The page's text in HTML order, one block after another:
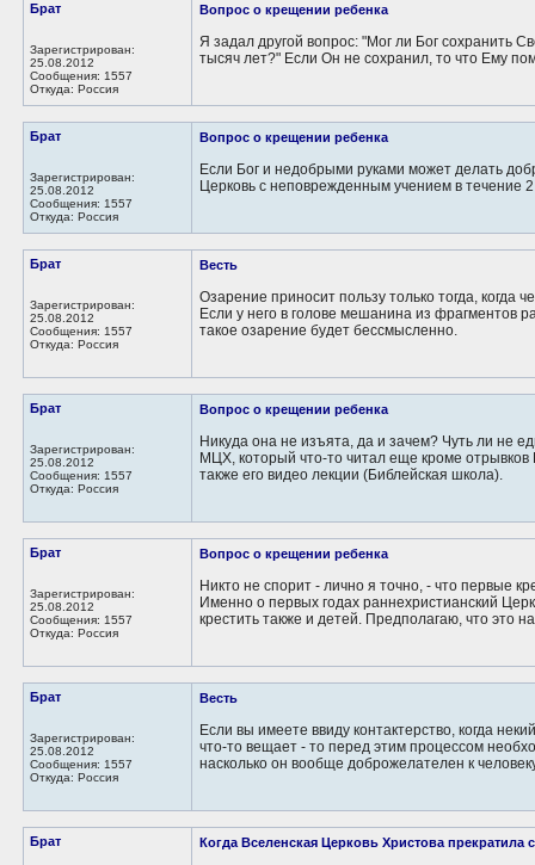
Брат
Зарегистрирован:
25.08.2012
Сообщения: 1557
Откуда: Россия
Вопрос о крещении ребенка
Я задал другой вопрос: "Мог ли Бог сохранить
тысяч лет?" Если Он не сохранил, то что Ему
Брат
Зарегистрирован:
25.08.2012
Сообщения: 1557
Откуда: Россия
Вопрос о крещении ребенка
Если Бог и недобрыми руками может делать
Церковь с неповрежденным учением в течение
Брат
Зарегистрирован:
25.08.2012
Сообщения: 1557
Откуда: Россия
Весть
Озарение приносит пользу только тогда, когда
Если у него в голове мешанина из фрагментов
такое озарение будет бессмысленно.
Брат
Зарегистрирован:
25.08.2012
Сообщения: 1557
Откуда: Россия
Вопрос о крещении ребенка
Никуда она не изъята, да и зачем? Чуть ли не
МЦХ, который что-то читал еще кроме
также его видео лекции (Библейская школа).
Брат
Зарегистрирован:
25.08.2012
Сообщения: 1557
Откуда: Россия
Вопрос о крещении ребенка
Никто не спорит - лично я точно, - что первые
Именно о первых годах раннехристианский
крестить также и детей. Предполагаю, что это
Брат
Зарегистрирован:
25.08.2012
Сообщения: 1557
Откуда: Россия
Весть
Если вы имеете ввиду контактерство, когда
что-то вещает - то перед этим процессом
насколько он вообще доброжелателен к
Брат Когда Вселенская Церковь Христова прекратила